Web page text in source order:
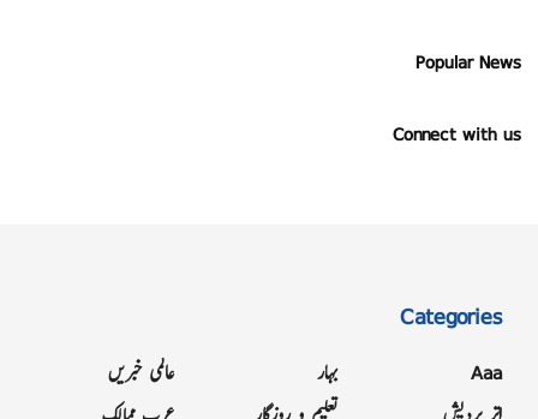
Popular News
Connect with us
Categories
Aaa
بہار
عالمی خبریں